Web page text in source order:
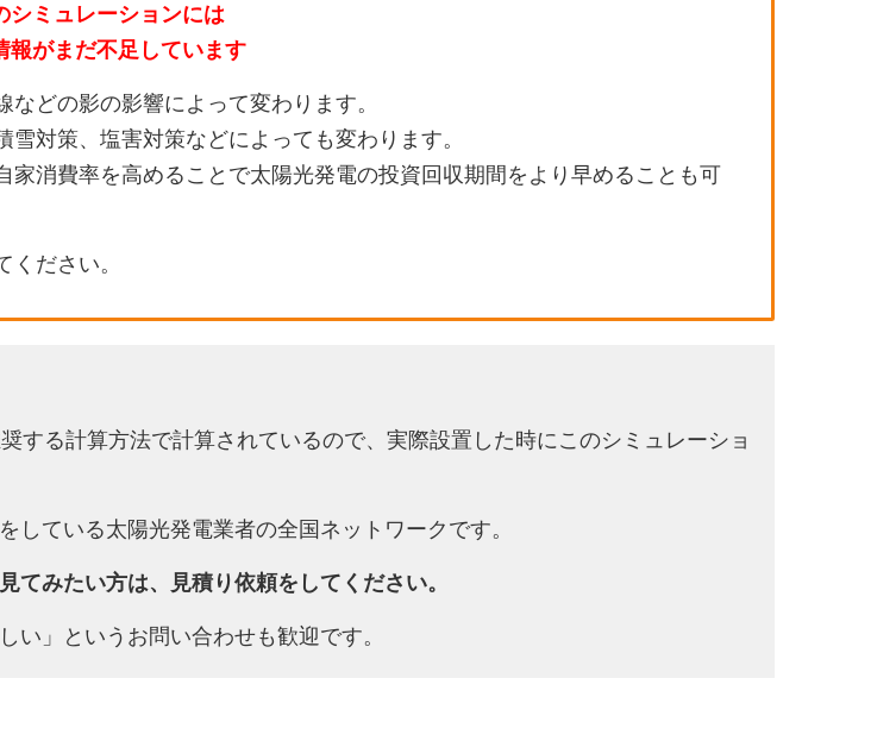
シミュレーションには
報がまだ不足しています
どの影の影響によって変わります。
対策、塩害対策などによっても変わります。
消費率を高めることで太陽光発電の投資回収期間をより早めることも可
ください。
する計算方法で計算されているので、実際設置した時にこのシミュレーショ
ている太陽光発電業者の全国ネットワークです。
てみたい方は、見積り依頼をしてください。
い」というお問い合わせも歓迎です。